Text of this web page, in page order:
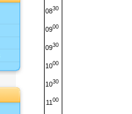
0830
0900
0930
1000
1030
11 00